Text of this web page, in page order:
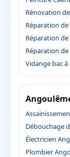
Rénovation
Réparation
Réparation de
Réparation
Vidange bac à
Débouchage
Électricien
Plombier